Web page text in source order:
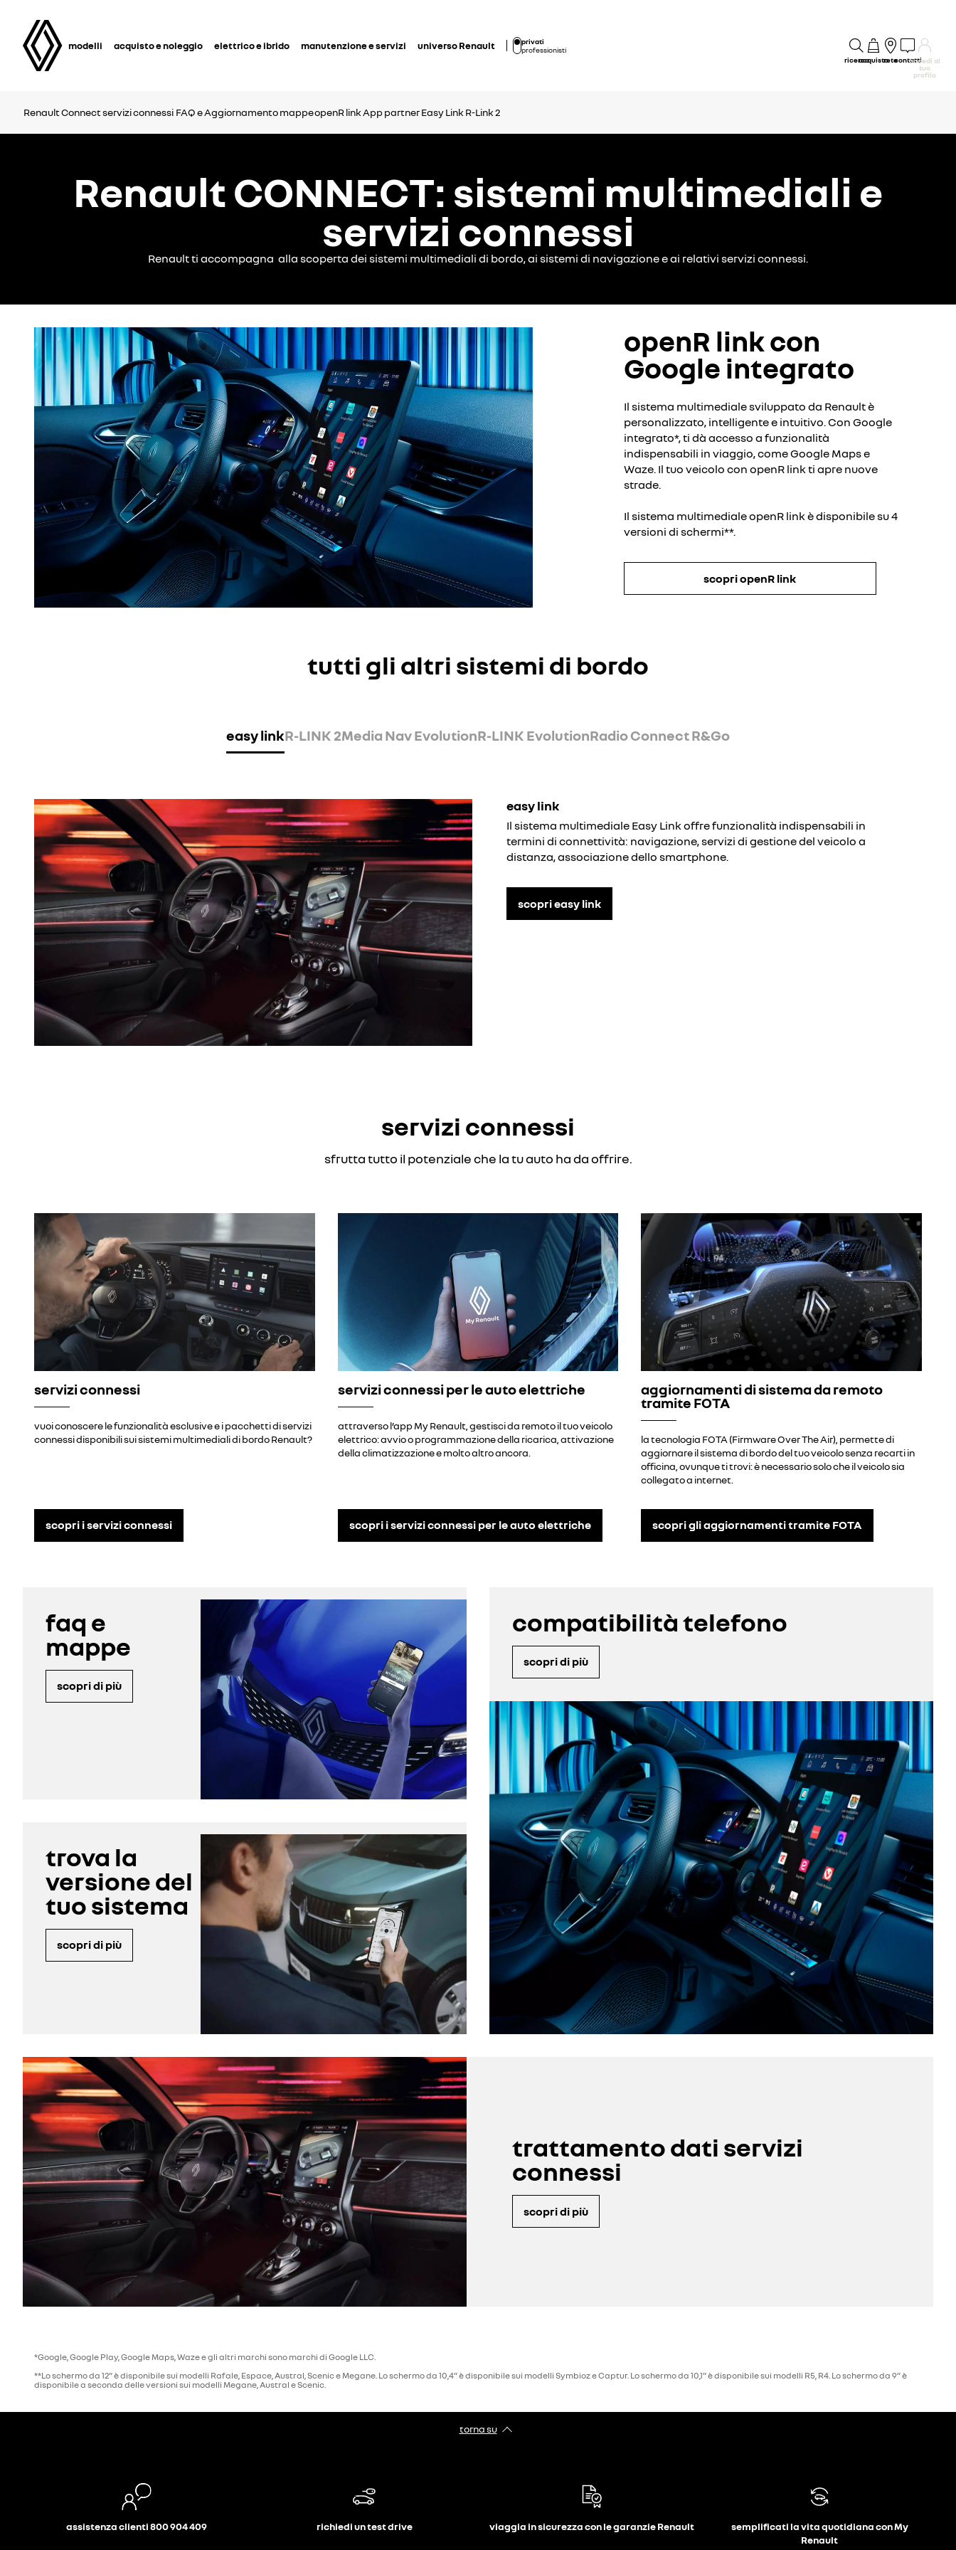
modelli acquisto e noleggio elettrico e ibrido manutenzione e servizi universo Renault
privati
professionisti
ricercaacquistoretecontattiaccedi al
tuo
profilo
Renault Connectservizi connessi FAQ e Aggiornamento mappeopenR linkApp partnerEasy LinkR-Link 2
Renault CONNECT: sistemi multimediali e
servizi connessi
Renault ti accompagna alla scoperta dei sistemi multimediali di bordo, ai sistemi di navigazione e ai relativi servizi connessi.
openR link con
Google integrato
Il sistema multimediale sviluppato da Renault è
personalizzato, intelligente e intuitivo. Con Google
integrato*, ti dà accesso a funzionalità
indispensabili in viaggio, come Google Maps e
Waze. Il tuo veicolo con openR link ti apre nuove
strade.
Il sistema multimediale openR link è disponibile su 4
versioni di schermi**.
scopri openR link
tutti gli altri sistemi di bordo
easy linkR-LINK 2Media Nav EvolutionR-LINK EvolutionRadio Connect R&Go
easy link
Il sistema multimediale Easy Link offre funzionalità indispensabili in
termini di connettività: navigazione, servizi di gestione del veicolo a
distanza, associazione dello smartphone.
scopri easy link
servizi connessi
sfrutta tutto il potenziale che la tu auto ha da offrire.
servizi connessi
vuoi conoscere le funzionalità esclusive e i pacchetti di servizi
connessi disponibili sui sistemi multimediali di bordo Renault?
scopri i servizi connessi
servizi connessi per le auto elettriche
attraverso l’app My Renault, gestisci da remoto il tuo veicolo
elettrico: avvio o programmazione della ricarica, attivazione
della climatizzazione e molto altro ancora.
scopri i servizi connessi per le auto elettriche
aggiornamenti di sistema da remoto
tramite FOTA
la tecnologia FOTA (Firmware Over The Air), permette di
aggiornare il sistema di bordo del tuo veicolo senza recarti in
officina, ovunque ti trovi: è necessario solo che il veicolo sia
collegato a internet.
scopri gli aggiornamenti tramite FOTA
faq e
mappe
scopri di più
trova la
versione del
tuo sistema
scopri di più
compatibilità telefono
scopri di più
trattamento dati servizi
connessi
scopri di più
*Google, Google Play, Google Maps, Waze e gli altri marchi sono marchi di Google LLC.
**Lo schermo da 12” è disponibile sui modelli Rafale, Espace, Austral, Scenic e Megane. Lo schermo da 10,4” è disponibile sui modelli Symbioz e Captur. Lo schermo da 10,1” è disponibile sui modelli R5, R4. Lo schermo da 9” è
disponibile a seconda delle versioni sui modelli Megane, Austral e Scenic.
torna su
assistenza clienti 800 904 409 richiedi un test drive viaggia in sicurezza con le garanzie Renault
semplificati la vita quotidiana con My
Renault